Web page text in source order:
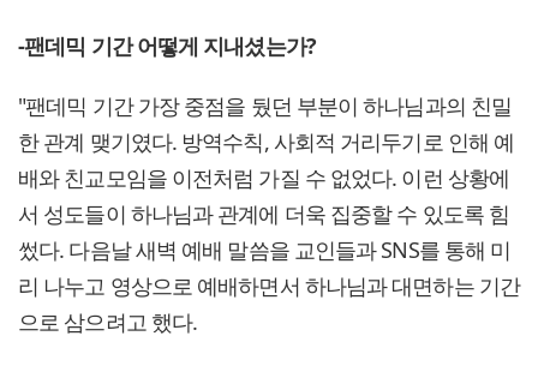
-팬데믹 기간 어떻게 지내셨는가?
"팬데믹 기간 가장 중점을 뒀던 부분이 하나님과의 친밀
한 관계 맺기였다. 방역수칙, 사회적 거리두기로 인해 예
배와 친교모임을 이전처럼 가질 수 없었다. 이런 상황에
서 성도들이 하나님과 관계에 더욱 집중할 수 있도록 힘
썼다. 다음날 새벽 예배 말씀을 교인들과 SNS를 통해 미
리 나누고 영상으로 예배하면서 하나님과 대면하는 기간
으로 삼으려고 했다.